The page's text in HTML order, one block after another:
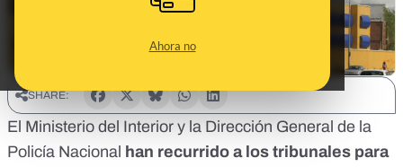
Ahora no
SHARE:
El Ministerio del Interior y la Dirección General de la
Policía Nacional han recurrido a los tribunales para